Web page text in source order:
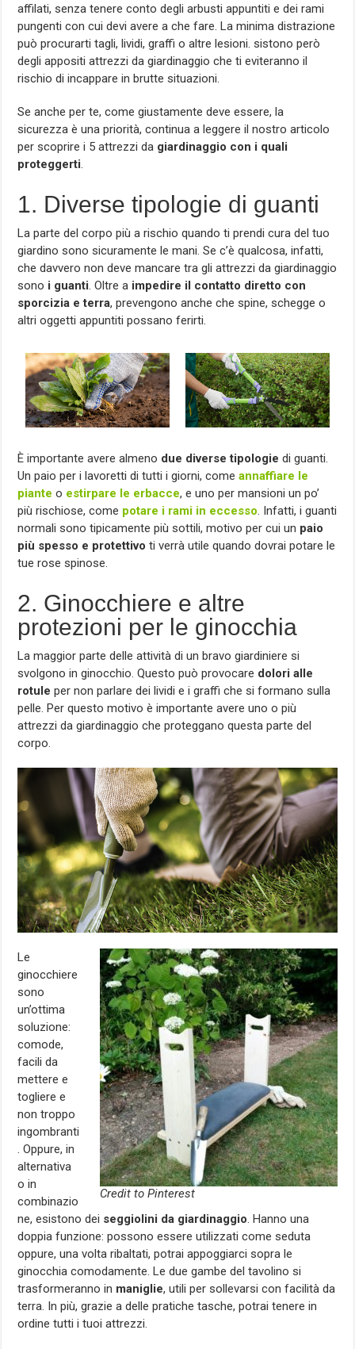
affilati, senza tenere conto degli arbusti appuntiti e dei rami
pungenti con cui devi avere a che fare. La minima distrazione
può procurarti tagli, lividi, graffi o altre lesioni. sistono però
degli appositi attrezzi da giardinaggio che ti eviteranno il
rischio di incappare in brutte situazioni.
Se anche per te, come giustamente deve essere, la
sicurezza è una priorità, continua a leggere il nostro articolo
per scoprire i 5 attrezzi da giardinaggio con i quali
proteggerti.
1. Diverse tipologie di guanti
La parte del corpo più a rischio quando ti prendi cura del tuo
giardino sono sicuramente le mani. Se c’è qualcosa, infatti,
che davvero non deve mancare tra gli attrezzi da giardinaggio
sono i guanti. Oltre a impedire il contatto diretto con
sporcizia e terra, prevengono anche che spine, schegge o
altri oggetti appuntiti possano ferirti.
È importante avere almeno due diverse tipologiedi guanti.
Un paio per i lavoretti di tutti i giorni, comeannaffiare le
piante o estirpare le erbacce, e uno per mansioni un po’
più rischiose, come potare i rami in eccesso. Infatti, i guanti
normali sono tipicamente più sottili, motivo per cui un paio
più spesso e protettivo ti verrà utile quando dovrai potare le
tue rose spinose.
2. Ginocchiere e altre
protezioni per le ginocchia
La maggior parte delle attività di un bravo giardiniere si
svolgono in ginocchio. Questo può provocare dolori alle
rotule per non parlare dei lividi e i graffi che si formano sulla
pelle. Per questo motivo è importante avere uno o più
attrezzi da giardinaggio che proteggano questa parte del
corpo.
Credit to Pinterest
Le
ginocchiere
sono
un’ottima
soluzione:
comode,
facili da
mettere e
togliere e
non troppo
ingombranti
. Oppure, in
alternativa
o in
combinazio
ne, esistono dei seggiolini da giardinaggio. Hanno una
doppia funzione: possono essere utilizzati come seduta
oppure, una volta ribaltati, potrai appoggiarci sopra le
ginocchia comodamente. Le due gambe del tavolino si
trasformeranno in maniglie, utili per sollevarsi con facilità da
terra. In più, grazie a delle pratiche tasche, potrai tenere in
ordine tutti i tuoi attrezzi.